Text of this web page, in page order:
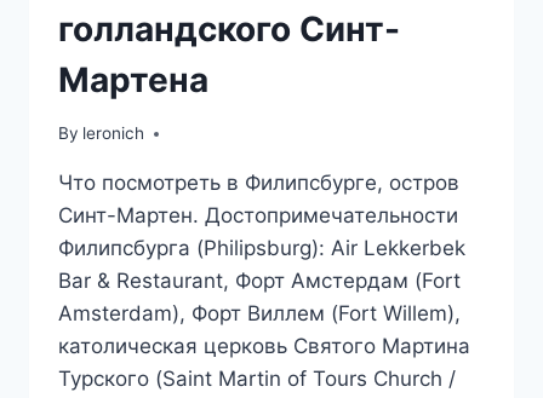
голландского Синт-
Мартена
By leronich
Что посмотреть в Филипсбурге, остров
Синт-Мартен. Достопримечательности
Филипсбурга (Philipsburg): Air Lekkerbek
Bar & Restaurant, Форт Амстердам (Fort
Amsterdam), Форт Виллем (Fort Willem),
католическая церковь Святого Мартина
Турского (Saint Martin of Tours Church /